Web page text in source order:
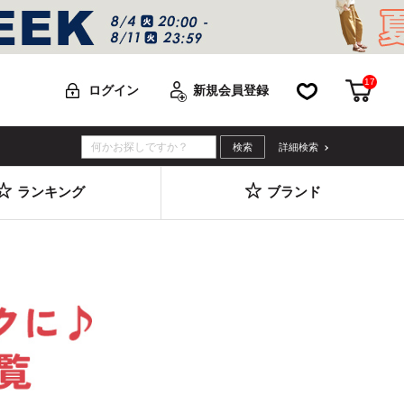
ログイン 新規会員登録 お気に入りカート
17
詳細検索
ランキング ブランド